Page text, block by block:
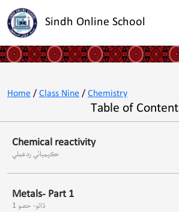
Sindh Online School
Home/Class Nine/Chemistry
Table of Content
Chemical reactivity
ڪيميائي ردعملي
Metals- Part 1
ڌاتو- حصو 1